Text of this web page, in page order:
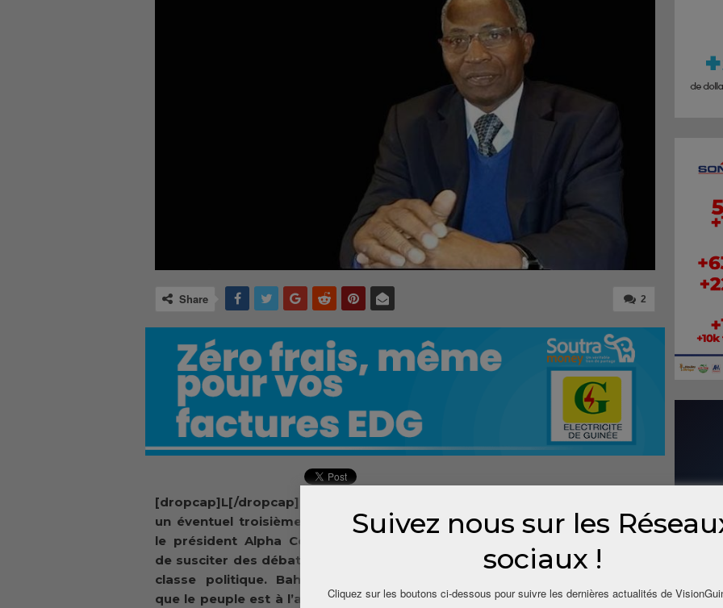
2
Share
[dropcap]L[/dropcap]a question sur
un éventuel troisième mandat pour
le président Alpha Condé continue
de susciter des débats au sein de la
classe politique. Bah Oury estime
que le peuple est à l’avant-garde du
Suivez nous sur les
sociaux !
Cliquez sur les boutons ci-dessous pour suivre les dernières actualités de